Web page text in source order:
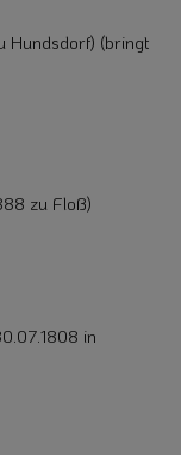
Hundsdorf) (bringt
zu Floß)
in